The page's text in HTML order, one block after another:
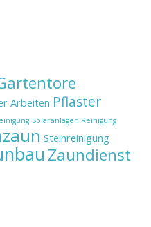
Arbeiten Pflaster
Solaranlagen Reinigung
Steinreinigung
Zaundienst